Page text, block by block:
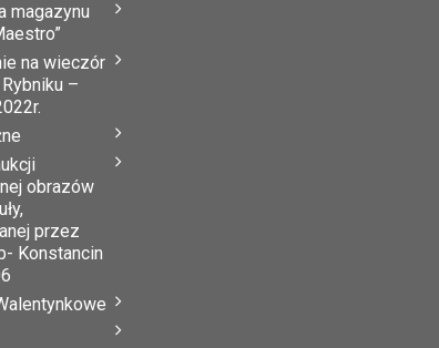
magazynu
na wieczór
–
obrazów
przez
Konstancin